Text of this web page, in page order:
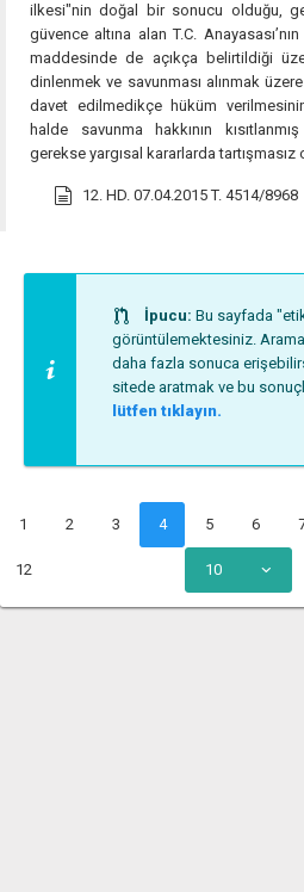
ilkesi"nin doğal bir sonucu olduğu,
güvence altına alan T.C.
maddesinde de açıkça belirtildiği
dinlenmek ve savunması alınmak
davet edilmedikçe hüküm
halde savunma hakkının
gerekse yargısal kararlarda
12. HD. 07.04.2015 T. 4514/8968
İpucu: Bu sayfada
görüntülemektesiniz.
daha fazla sonuca
sitede aratmak ve bu
lütfen tıklayın.
1 2 3 4 5 6
12 10